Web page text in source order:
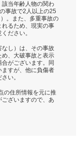
該当年齢人物の関わ
事故で2人以上の25
。また、多重事故の
るため、現実の事
ださい。
なし）は、その事故
、大破事故と表示
がございます。同
すが、他に負傷者
い。
の住所情報を元に推
ざいますので、あ